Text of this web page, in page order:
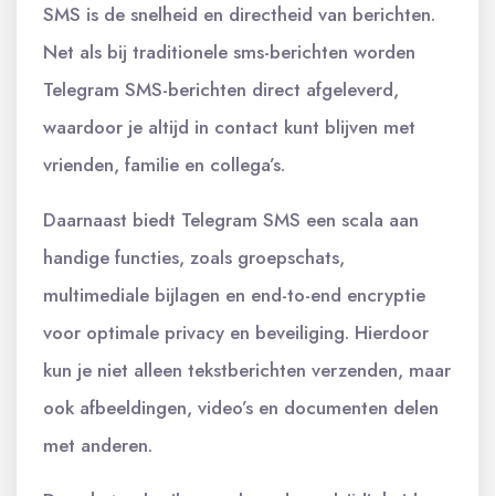
SMS is de snelheid en directheid van berichten.
Net als bij traditionele sms-berichten worden
Telegram SMS-berichten direct afgeleverd,
waardoor je altijd in contact kunt blijven met
vrienden, familie en collega’s.
Daarnaast biedt Telegram SMS een scala aan
handige functies, zoals groepschats,
multimediale bijlagen en end-to-end encryptie
voor optimale privacy en beveiliging. Hierdoor
kun je niet alleen tekstberichten verzenden, maar
ook afbeeldingen, video’s en documenten delen
met anderen.